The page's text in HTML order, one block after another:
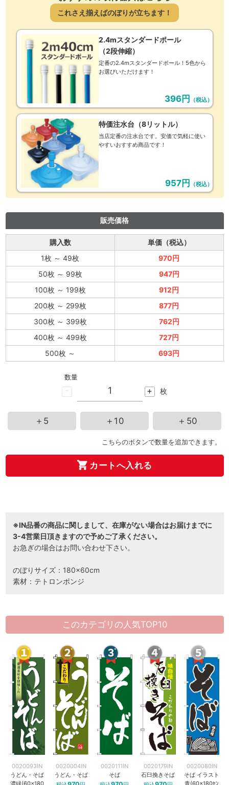
これさえ揃えばのぼりが立ちます！
2.4mスタンダードポール
（2段伸縮）
定番の2.4mスタンダードポール！5色から
お選びいただけます！
396円 （税込）
特価注水台（8リットル）
当店定番の注水台です。安価で気軽に使い
やすいおすすめ商品です！
957円 （税込）
販売価格
購入数
単価（税込）
1枚 ～ 49枚
970円
50枚 ～ 99枚
947円
100枚 ～ 199枚
912円
200枚 ～ 299枚
877円
300枚 ～ 399枚
762円
400枚 ～ 499枚
727円
500枚 ～ 693円
-
数量
+ 枚
＋5 ＋10 ＋50
こちらのボタンで数量を追加できます。
カートへ入れる
※IN品番の商品に関しまして、在庫がない場合はお届けまでに
3-4営業日頂きますので予めご了承ください。
お急ぎの場合はお問い合わせ下さい。
のぼりサイズ：180×60cm
素材：テトロンポンジ
このカテゴリの人気TOP10
0020093IN
うどん・そば
濃緑(60×180
0020004IN
うどん・そば
0020111IN
そば
0020179IN
石臼挽きそば
0020080IN
そば イラスト
青(60×180ｾﾝ